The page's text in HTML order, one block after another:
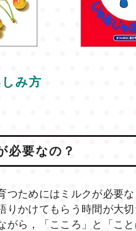
み方
必要なの？
つためにはミルクが必要
りかけてもらう時間が大切
がら，「こころ」と「こ